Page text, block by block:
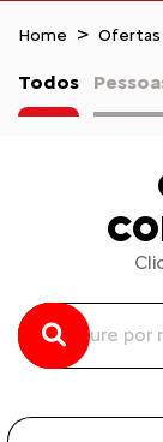
Home Ofertas
Todos